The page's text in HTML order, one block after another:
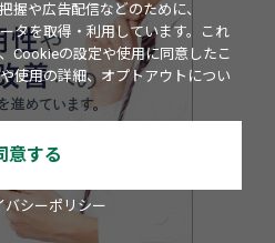
握や広告配信などのために、
タを取得・利用しています。これ
Cookieの設定や使用に同意したこ
使用の詳細、オプトアウトについ
意する
バシーポリシー